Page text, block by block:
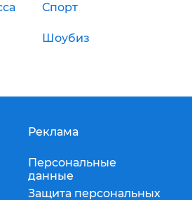
Спорт
Шоубиз
Реклама
Персональные
данные
Защита персональных